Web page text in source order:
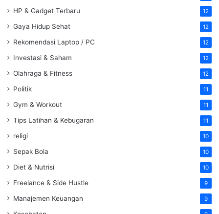
HP & Gadget Terbaru 12
Gaya Hidup Sehat 12
Rekomendasi Laptop / PC 12
Investasi & Saham 12
Olahraga & Fitness 12
Politik 11
Gym & Workout 11
Tips Latihan & Kebugaran 11
religi 10
Sepak Bola 10
Diet & Nutrisi 10
Freelance & Side Hustle 9
Manajemen Keuangan 9